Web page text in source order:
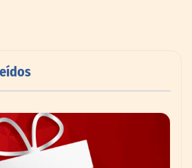
para gimnasios en México